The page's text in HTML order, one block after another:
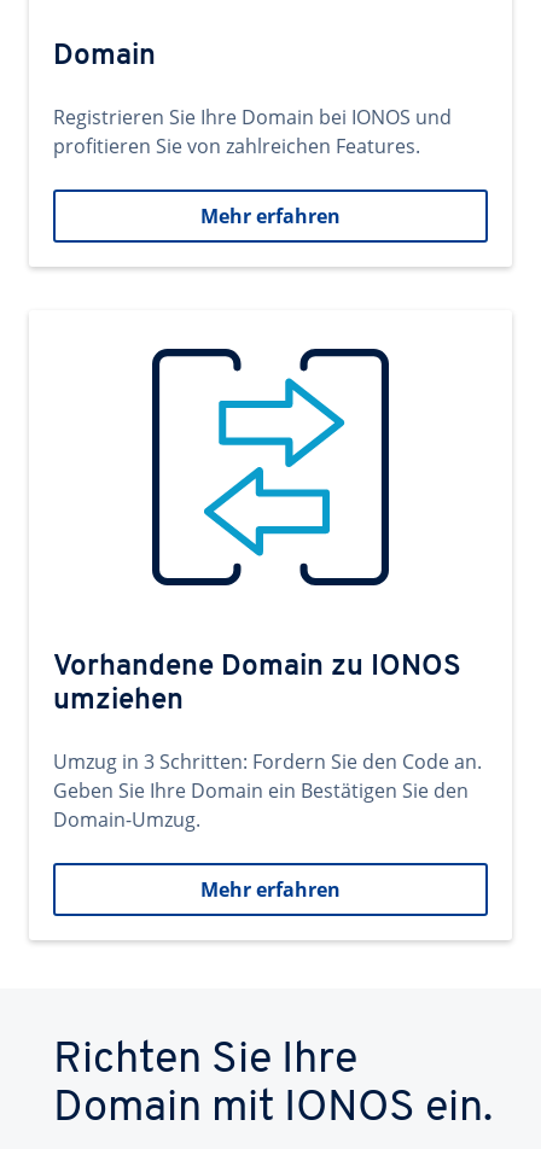
Domain
Registrieren Sie Ihre Domain bei IONOS und
profitieren Sie von zahlreichen Features.
Mehr erfahren
Vorhandene Domain zu IONOS
umziehen
Umzug in 3 Schritten: Fordern Sie den Code an.
Geben Sie Ihre Domain ein Bestätigen Sie den
Domain-Umzug.
Mehr erfahren
Richten Sie Ihre
Domain mit IONOS ein.